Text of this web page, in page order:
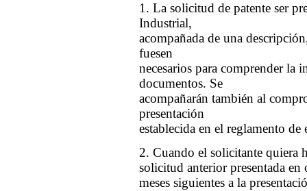
1. La solicitud de patente ser
Industrial,
acompañada de una
fuesen
necesarios para comprender la
documentos. Se
acompañarán también al
presentación
establecida en el reglamento de
2. Cuando el solicitante quiera
solicitud anterior presentada
meses siguientes a la